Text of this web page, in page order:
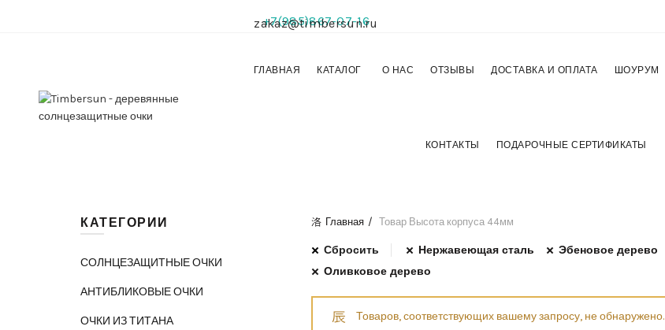
+7(985)867-07-16
zakaz@timbersun.ru
ГЛАВНАЯ КАТАЛОГ О НАС ОТЗЫВЫ ДОСТАВКА И ОПЛАТА ШОУРУМ
КОНТАКТЫ ПОДАРОЧНЫЕ СЕРТИФИКАТЫ
Главная Товар Высота корпуса44мм
Сбросить Нержавеющая сталь Эбеновое дерево
Оливковое дерево
Товаров, соответствующих вашему запросу, не обнаружено.
КАТЕГОРИИ
СОЛНЦЕЗАЩИТНЫЕ ОЧКИ
АНТИБЛИКОВЫЕ ОЧКИ
ОЧКИ ИЗ ТИТАНА